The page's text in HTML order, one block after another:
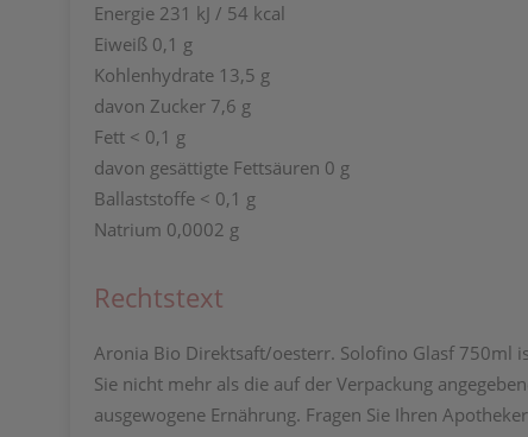
Energie 231 kJ / 54 kcal
Eiweiß 0,1 g
Kohlenhydrate 13,5 g
davon Zucker 7,6 g
Fett < 0,1 g
davon gesättigte Fettsäuren 0 g
Ballaststoffe < 0,1 g
Natrium 0,0002 g
Rechtstext
Aronia Bio Direktsaft/oesterr. Solofino Glasf 750ml
Sie nicht mehr als die auf der Verpackung
ausgewogene Ernährung. Fragen Sie Ihren